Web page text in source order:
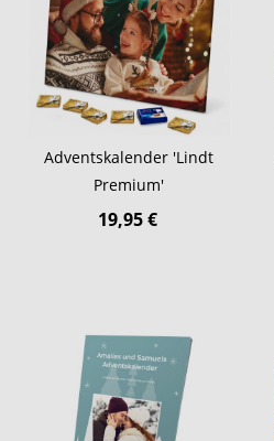
Adventskalender 'Lindt
Premium'
19,95 €